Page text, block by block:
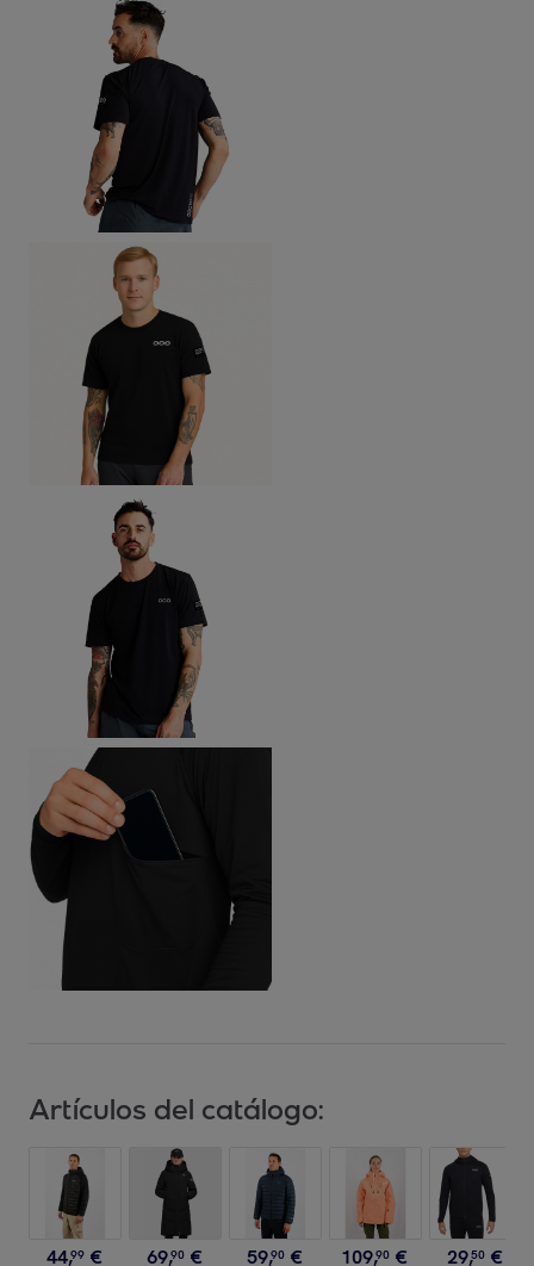
Artículos del catálogo:
44,99 € 69,90 € 59,90 € 109,90 € 29,50 €